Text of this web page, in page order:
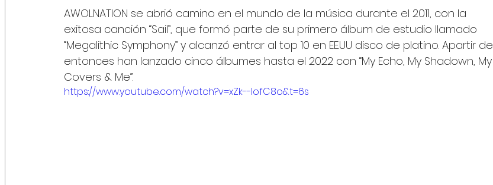
AWOLNATION se abrió camino en el mundo de la música durante el 2011, con la
exitosa canción “Sail”, que formó parte de su primero álbum de estudio llamado
“Megalithic Symphony” y alcanzó entrar al top 10 en EE.UU disco de platino. Apartir de
entonces han lanzado cinco álbumes hasta el 2022 con “My Echo, My Shadown, My
Covers & Me”.
https://www.youtube.com/watch?v=xZk--lofC8o&t=6s